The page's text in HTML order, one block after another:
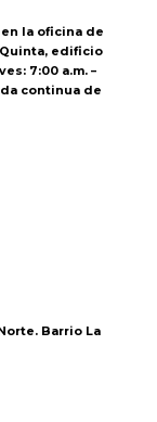
la oficina de
edificio
7:00 a.m. –
continua de
Barrio La